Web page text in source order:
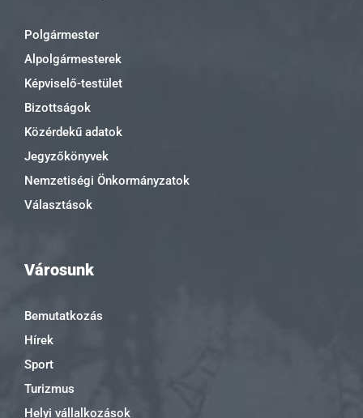
Polgármester
Alpolgármesterek
Képviselő-testület
Bizottságok
Közérdekű adatok
Jegyzőkönyvek
Nemzetiségi Önkormányzatok
Választások
Városunk
Bemutatkozás
Hírek
Sport
Turizmus
Helyi vállalkozások